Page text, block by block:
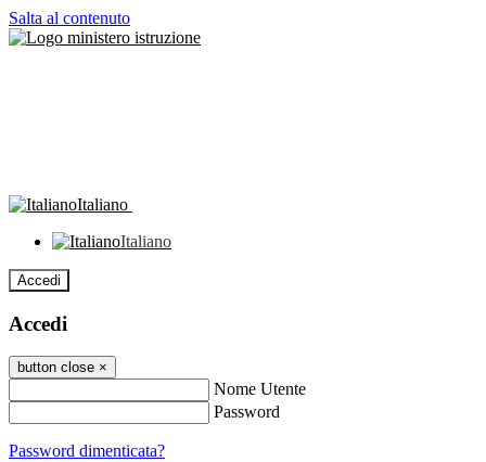
Salta al contenuto
Italiano
Italiano
Accedi
Accedi
button close ×
Nome Utente
Password
Password dimenticata?